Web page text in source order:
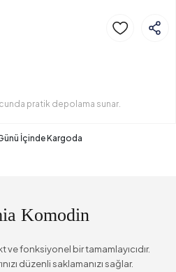
pratik depolama sunar.
İçinde Kargoda
Komodin
fonksiyonel bir tamamlayıcıdır.
düzenli saklamanızı sağlar.